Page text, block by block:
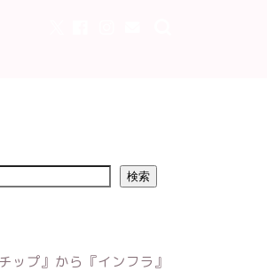
検索
ップ』から『インフラ』